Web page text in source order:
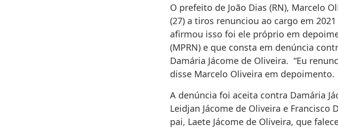
O prefeito de João Dias (RN), Marcelo
(27) a tiros renunciou ao cargo em
afirmou isso foi ele próprio em
(MPRN) e que consta em denúncia
Damária Jácome de Oliveira. “Eu
disse Marcelo Oliveira em depoimento.
A denúncia foi aceita contra Damária
Leidjan Jácome de Oliveira e Francisco
pai, Laete Jácome de Oliveira, que